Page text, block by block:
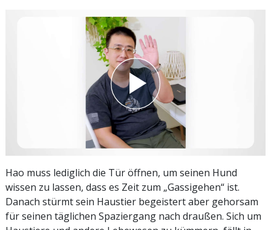
Hao muss lediglich die Tür öffnen, um seinen Hund
wissen zu lassen, dass es Zeit zum „Gassigehen“ ist.
Danach stürmt sein Haustier begeistert aber gehorsam
für seinen täglichen Spaziergang nach draußen. Sich um